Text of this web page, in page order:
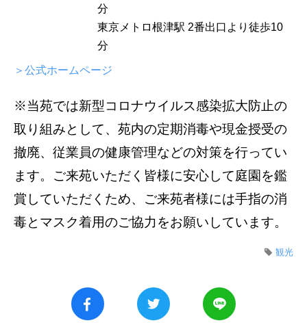
分
東京メトロ根津駅 2番出口より徒歩10
分
＞公式ホームページ
※当苑では新型コロナウイルス感染拡大防止の
取り組みとして、苑内の定期消毒や現金授受の
撤廃、従業員の健康管理などの対策を行ってい
ます。ご来苑いただく皆様に安心して庭園を鑑
賞していただくため、ご来苑者様には手指の消
毒とマスク着用のご協力をお願いしています。
観光